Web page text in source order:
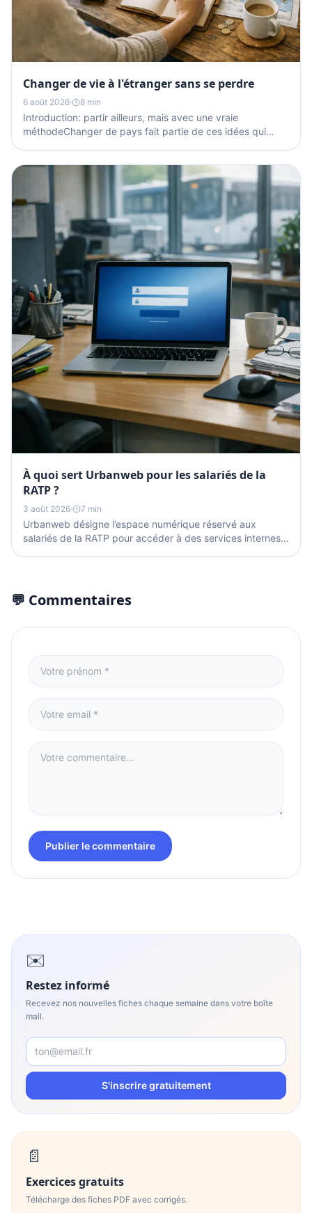
Changer de vie à l'étranger sans se perdre
6 août 2026· 8 min
Introduction: partir ailleurs, mais avec une vraie
méthodeChanger de pays fait partie de ces idées qui
À quoi sert Urbanweb pour les salariés de la
RATP ?
3 août 2026· 7 min
Urbanweb désigne l’espace numérique réservé aux
salariés de la RATP pour accéder à des services internes,
💬 Commentaires
Publier le commentaire
✉️
Restez informé
Recevez nos nouvelles fiches chaque semaine dans votre boîte
mail.
S'inscrire gratuitement
📄
Exercices gratuits
Télécharge des fiches PDF avec corrigés.